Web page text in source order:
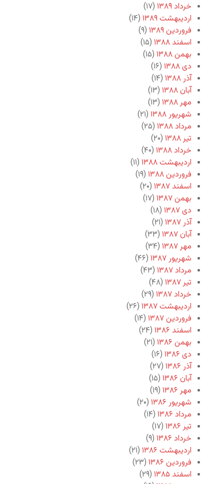
خرداد ۱۳۸۹
(۱۷)
اردیبهشت ۱۳۸۹
(۱۴)
فروردین ۱۳۸۹
(۹)
اسفند ۱۳۸۸
(۱۵)
بهمن ۱۳۸۸
(۱۵)
دی ۱۳۸۸
(۱۶)
آذر ۱۳۸۸
(۱۴)
آبان ۱۳۸۸
(۱۳)
مهر ۱۳۸۸
(۱۳)
شهریور ۱۳۸۸
(۲۱)
مرداد ۱۳۸۸
(۲۵)
تیر ۱۳۸۸
(۲۰)
خرداد ۱۳۸۸
(۴۰)
اردیبهشت ۱۳۸۸
(۱۱)
فروردین ۱۳۸۸
(۱۹)
اسفند ۱۳۸۷
(۲۰)
بهمن ۱۳۸۷
(۱۷)
دی ۱۳۸۷
(۱۸)
آذر ۱۳۸۷
(۲۱)
آبان ۱۳۸۷
(۳۳)
مهر ۱۳۸۷
(۳۴)
شهریور ۱۳۸۷
(۴۶)
مرداد ۱۳۸۷
(۴۳)
تیر ۱۳۸۷
(۴۸)
خرداد ۱۳۸۷
(۲۹)
اردیبهشت ۱۳۸۷
(۲۶)
فروردین ۱۳۸۷
(۱۴)
اسفند ۱۳۸۶
(۲۴)
بهمن ۱۳۸۶
(۲۱)
دی ۱۳۸۶
(۱۶)
آذر ۱۳۸۶
(۲۷)
آبان ۱۳۸۶
(۱۵)
مهر ۱۳۸۶
(۱۹)
شهریور ۱۳۸۶
(۲۰)
مرداد ۱۳۸۶
(۱۴)
تیر ۱۳۸۶
(۱۷)
خرداد ۱۳۸۶
(۹)
اردیبهشت ۱۳۸۶
(۲۱)
فروردین ۱۳۸۶
(۲۳)
اسفند ۱۳۸۵
(۲۹)